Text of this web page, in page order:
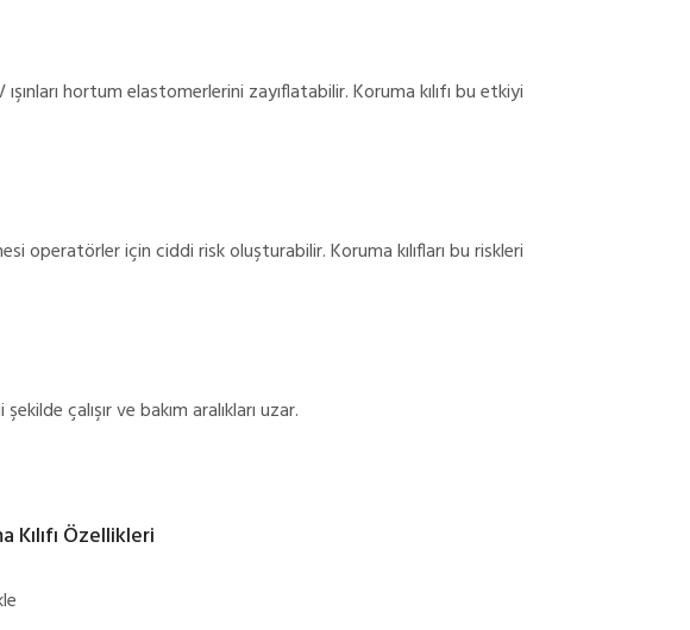
hortum elastomerlerini zayıflatabilir. Koruma kılıfı bu etkiyi
operatörler için ciddi risk oluşturabilir. Koruma kılıfları bu riskleri
çalışır ve bakım aralıkları uzar.
Özellikleri